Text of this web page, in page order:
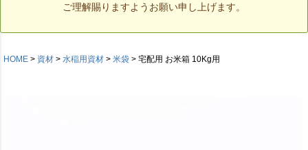
ご理解賜りますようお願い申し上げます。
HOME 資材 水稲用資材 米袋 宅配用 お米箱 10Kg用